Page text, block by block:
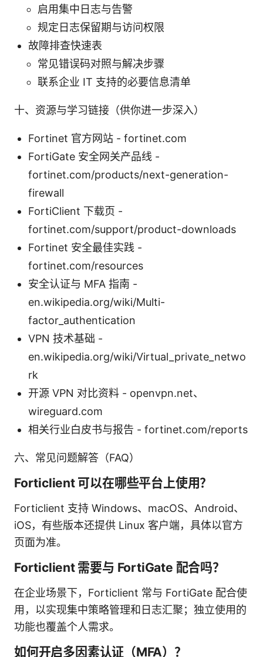
启用集中日志与告警
规定日志保留期与访问权限
故障排查快速表
常见错误码对照与解决步骤
联系企业 IT 支持的必要信息清单
十、资源与学习链接（供你进一步深入）
Fortinet 官方网站 - fortinet.com
FortiGate 安全网关产品线 -
fortinet.com/products/next-generation-
firewall
FortiClient 下载页 -
fortinet.com/support/product-downloads
Fortinet 安全最佳实践 -
fortinet.com/resources
安全认证与 MFA 指南 -
en.wikipedia.org/wiki/Multi-
factor_authentication
VPN 技术基础 -
en.wikipedia.org/wiki/Virtual_private_netwo
rk
开源 VPN 对比资料 - openvpn.net、
wireguard.com
相关行业白皮书与报告 - fortinet.com/reports
六、常见问题解答（FAQ）
Forticlient 可以在哪些平台上使用？
Forticlient 支持 Windows、macOS、Android、
iOS，有些版本还提供 Linux 客户端，具体以官方
页面为准。
Forticlient 需要与 FortiGate 配合吗？
在企业场景下，Forticlient 常与 FortiGate 配合使
用，以实现集中策略管理和日志汇聚；独立使用的
功能也覆盖个人需求。
如何开启多因素认证（MFA）？